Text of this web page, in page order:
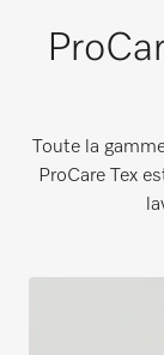
Toute la
ProCare Tex